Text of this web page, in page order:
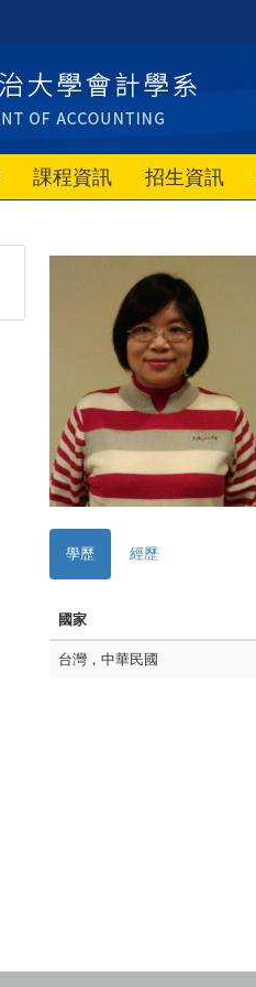
課程資訊 招生資訊
學歷 經歷
國家
台灣，中華民國